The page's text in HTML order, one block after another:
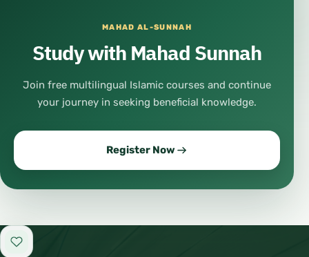
MAHAD AL-SUNNAH
Study with Mahad Sunnah
Join free multilingual Islamic courses and continue
your journey in seeking beneficial knowledge.
Register Now
Add to favorites